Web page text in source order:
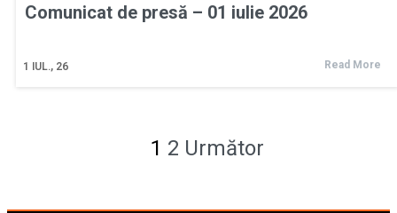
Comunicat de presă – 01 iulie 2026
1 IUL., 26 Read More
1 2 Următor